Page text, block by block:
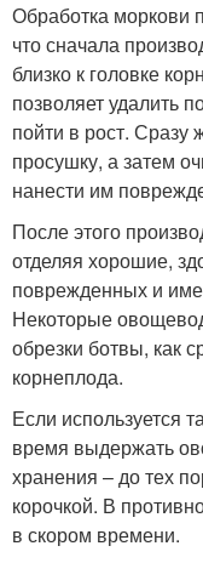
Обработка моркови
что сначала
близко к головке
позволяет удалить
пойти в рост. Сразу
просушку, а затем
нанести им
После этого
отделяя хорошие,
поврежденных и
Некоторые
обрезки ботвы, как
корнеплода.
Если используется
время выдержать
хранения – до тех
корочкой. В
в скором времени.